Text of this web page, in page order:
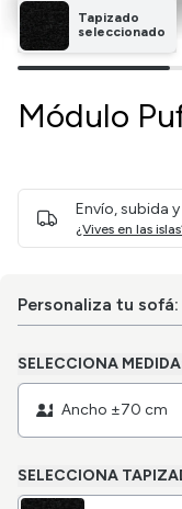
Tapizado
seleccionado
Módulo
Envío, subida
¿Vives en las
Personaliza tu sofá:
SELECCIONA
Ancho ±70 cm
SELECCIONA